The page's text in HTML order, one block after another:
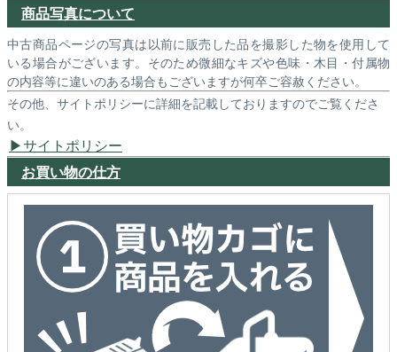
商品写真について
中古商品ページの写真は以前に販売した品を撮影した物を使用して
いる場合がございます。そのため微細なキズや色味・木目・付属物
の内容等に違いのある場合もございますが何卒ご容赦ください。
その他、サイトポリシーに詳細を記載しておりますのでご覧くださ
い。
サイトポリシー
お買い物の仕方